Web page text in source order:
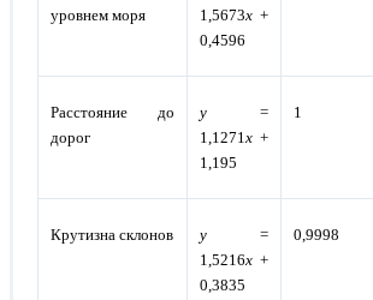
уровнем моря
1,5673x +
0,4596
Расстояние до
дорог
y =
1,1271 x +
1,195
1
Крутизна склонов y =
1,5216x +
0,3835
0,9998